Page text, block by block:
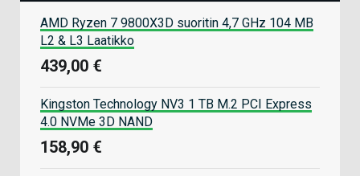
AMD Ryzen 7 9800X3D suoritin 4,7 GHz 104 MB
L2 & L3 Laatikko
439,00 €
Kingston Technology NV3 1 TB M.2 PCI Express
4.0 NVMe 3D NAND
158,90 €